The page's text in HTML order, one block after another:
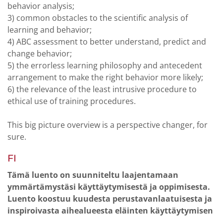
behavior analysis;
3) common obstacles to the scientific analysis of
learning and behavior;
4) ABC assessment to better understand, predict and
change behavior;
5) the errorless learning philosophy and antecedent
arrangement to make the right behavior more likely;
6) the relevance of the least intrusive procedure to
ethical use of training procedures.
This big picture overview is a perspective changer, for
sure.
FI
Tämä luento on suunniteltu laajentamaan
ymmärtämystäsi käyttäytymisestä ja oppimisesta.
Luento koostuu kuudesta perustavanlaatuisesta ja
inspiroivasta aihealueesta eläinten käyttäytymisen